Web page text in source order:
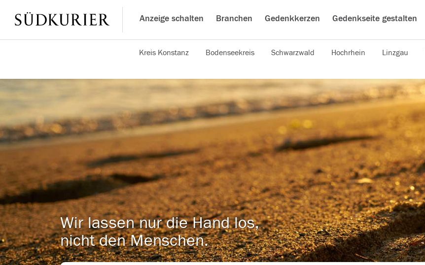
Anzeige schalten Branchen Gedenkkerzen Gedenkseite gestalten
Kreis Konstanz Bodenseekreis Schwarzwald Hochrhein Linzgau
Wir lassen nur die Hand los,
nicht den Menschen.